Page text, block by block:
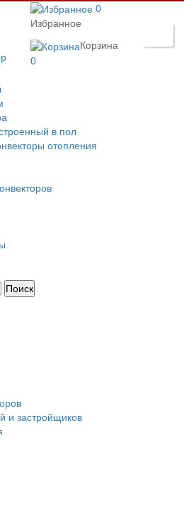
0
Избранное
0
Корзина
в пол
отопления
и застройщиков